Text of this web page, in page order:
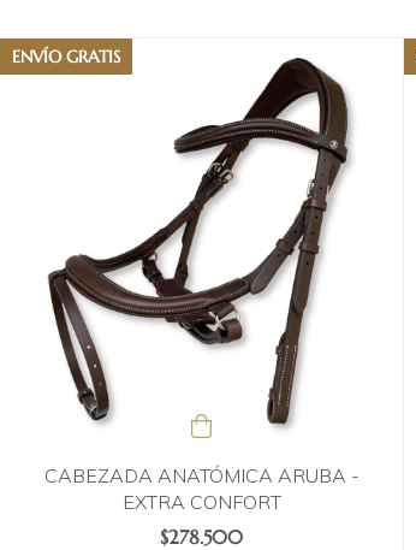
ENVÍO GRATIS
CABEZADA ANATÓMICA ARUBA -
EXTRA CONFORT
$278.500